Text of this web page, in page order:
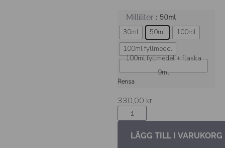
Milliliter : 50ml
30ml 50ml
100ml
100ml fyllmedel
100ml fyllmedel + flaska
9ml
Rensa
330,00 kr
LÄGG TILL I VARUKORG